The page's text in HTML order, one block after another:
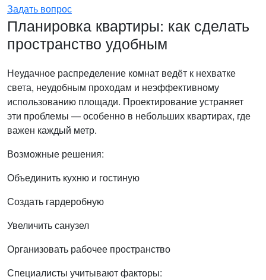
Задать вопрос
Планировка квартиры: как сделать
пространство удобным
Неудачное распределение комнат ведёт к нехватке
света, неудобным проходам и неэффективному
использованию площади. Проектирование устраняет
эти проблемы — особенно в небольших квартирах, где
важен каждый метр.
Возможные решения:
Объединить кухню и гостиную
Создать гардеробную
Увеличить санузел
Организовать рабочее пространство
Специалисты учитывают факторы: